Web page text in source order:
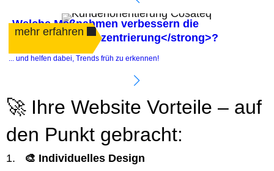
Welche Maßnahmen verbessern die
<strong>Kundenzentrierung</strong>?
mehr erfahren
... und helfen dabei, Trends früh zu erkennen!
🚀 Ihre Website Vorteile – auf
den Punkt gebracht:
🎨 Individuelles Design